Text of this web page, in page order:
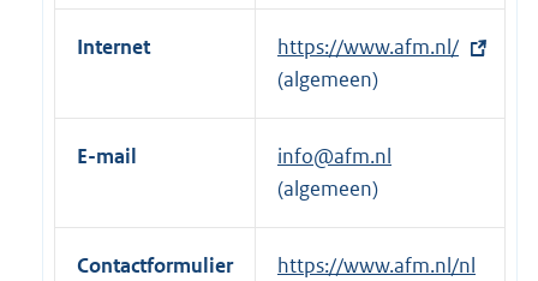
Internet
E
x
t
e
r
n
l
https://www.afm.nl/
(algemeen)
E-mail
info@afm.nl
(algemeen)
Contactformulier
E
https://www.afm.nl/nl